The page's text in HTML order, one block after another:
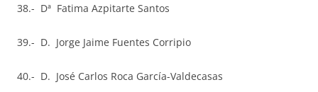
38.- Dª Fatima Azpitarte Santos
39.- D. Jorge Jaime Fuentes Corripio
40.- D. José Carlos Roca García-Valdecasas